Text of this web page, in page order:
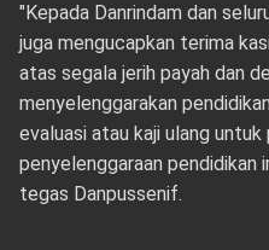
"Kepada Danrindam dan
juga mengucapkan terima
atas segala jerih payah dan
menyelenggarakan
evaluasi atau kaji ulang untuk
penyelenggaraan pendidikan
tegas Danpussenif.